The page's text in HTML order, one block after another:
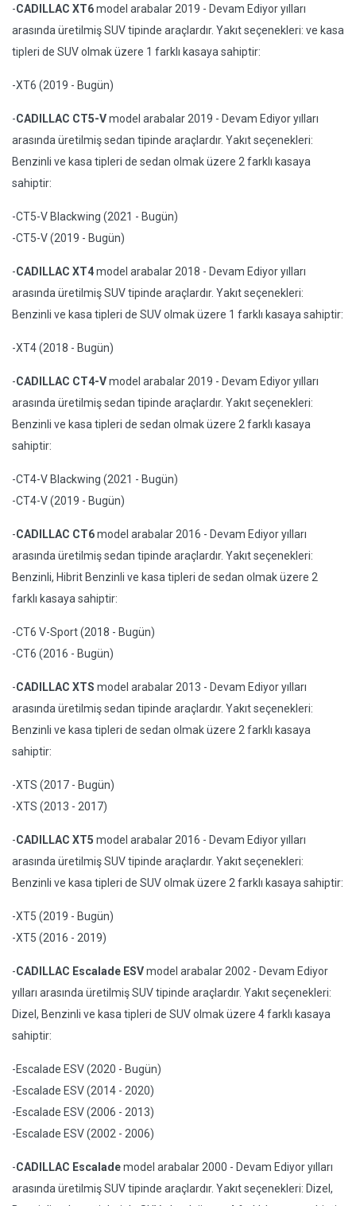
-CADILLAC XT6model arabalar 2019 - Devam Ediyor yılları
arasında üretilmiş SUV tipinde araçlardır. Yakıt seçenekleri: ve kasa
tipleri de SUV olmak üzere 1 farklı kasaya sahiptir:
-XT6 (2019 - Bugün)
-CADILLAC CT5-Vmodel arabalar 2019 - Devam Ediyor yılları
arasında üretilmiş sedan tipinde araçlardır. Yakıt seçenekleri:
Benzinli ve kasa tipleri de sedan olmak üzere 2 farklı kasaya
sahiptir:
-CT5-V Blackwing (2021 - Bugün)
-CT5-V (2019 - Bugün)
-CADILLAC XT4model arabalar 2018 - Devam Ediyor yılları
arasında üretilmiş SUV tipinde araçlardır. Yakıt seçenekleri:
Benzinli ve kasa tipleri de SUV olmak üzere 1 farklı kasaya sahiptir:
-XT4 (2018 - Bugün)
-CADILLAC CT4-Vmodel arabalar 2019 - Devam Ediyor yılları
arasında üretilmiş sedan tipinde araçlardır. Yakıt seçenekleri:
Benzinli ve kasa tipleri de sedan olmak üzere 2 farklı kasaya
sahiptir:
-CT4-V Blackwing (2021 - Bugün)
-CT4-V (2019 - Bugün)
-CADILLAC CT6model arabalar 2016 - Devam Ediyor yılları
arasında üretilmiş sedan tipinde araçlardır. Yakıt seçenekleri:
Benzinli, Hibrit Benzinli ve kasa tipleri de sedan olmak üzere 2
farklı kasaya sahiptir:
-CT6 V-Sport (2018 - Bugün)
-CT6 (2016 - Bugün)
-CADILLAC XTS model arabalar 2013 - Devam Ediyor yılları
arasında üretilmiş sedan tipinde araçlardır. Yakıt seçenekleri:
Benzinli ve kasa tipleri de sedan olmak üzere 2 farklı kasaya
sahiptir:
-XTS (2017 - Bugün)
-XTS (2013 - 2017)
-CADILLAC XT5 model arabalar 2016 - Devam Ediyor yılları
arasında üretilmiş SUV tipinde araçlardır. Yakıt seçenekleri:
Benzinli ve kasa tipleri de SUV olmak üzere 2 farklı kasaya sahiptir:
-XT5 (2019 - Bugün)
-XT5 (2016 - 2019)
-CADILLAC Escalade ESVmodel arabalar 2002 - Devam Ediyor
yılları arasında üretilmiş SUV tipinde araçlardır. Yakıt seçenekleri:
Dizel, Benzinli ve kasa tipleri de SUV olmak üzere 4 farklı kasaya
sahiptir:
-Escalade ESV (2020 - Bugün)
-Escalade ESV (2014 - 2020)
-Escalade ESV (2006 - 2013)
-Escalade ESV (2002 - 2006)
-CADILLAC Escalademodel arabalar 2000 - Devam Ediyor yılları
arasında üretilmiş SUV tipinde araçlardır. Yakıt seçenekleri: Dizel,